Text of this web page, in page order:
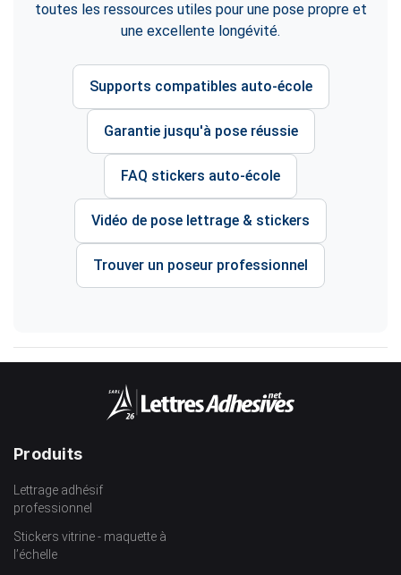
toutes les ressources utiles pour une pose propre et
une excellente longévité.
Supports compatibles auto-école
Garantie jusqu'à pose réussie
FAQ stickers auto-école
Vidéo de pose lettrage & stickers
Trouver un poseur professionnel
Produits
Lettrage adhésif
professionnel
Stickers vitrine - maquette à
l’échelle